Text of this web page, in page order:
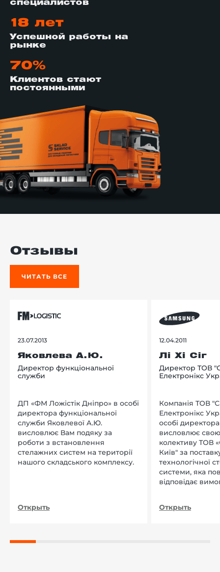
специалистов
18 лет
Успешной работы на
рынке
70%
Клиентов стают
постоянными
Отзывы
ЧИТАТЬ ВСЕ
23.07.2013
Яковлева А.Ю.
Директор функціональної
служби
ДП «ФМ Ложістік Дніпро» в особі
директора функціональної
служби Яковлевої А.Ю.
висловлює Вам подяку за
роботи з встановлення
стелажних систем на території
нашого складського комплексу.
Открыть
12.04.2011
Лі Хі Сіг
Директор ТОВ
Електронікс
Компанія ТОВ
Електронікс
особі
висловлює
колективу ТОВ
Київ" за
технологічної
системи, яка
відповідає
Открыть